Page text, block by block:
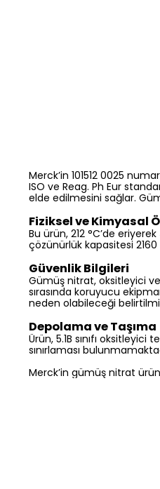
Merck’in 101512 0025
ISO ve Reag. Ph Eur
elde edilmesini sağlar.
Fiziksel ve Kimyasal
Bu ürün, 212 °C’de
çözünürlük kapasitesi 2160
Güvenlik Bilgileri
Gümüş nitrat, oksitleyici ve
sırasında koruyucu
neden olabileceği
Depolama ve Taşıma
Ürün, 5.1B sınıfı
sınırlaması
Merck’in gümüş nitrat